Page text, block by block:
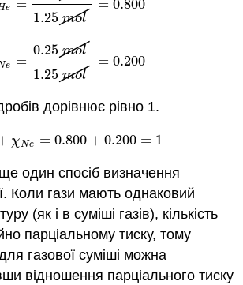
e =
1.25 mol
= 0.800
e =1.00mol1.25m ol=0.800
e =
0.25 mol
1.25 mol
= 0.200
e =0.25mol1.25m ol=0.200
дорівнює рівно 1.
χNe = 0.800 + 0.200 = 1
e +χN e= 0.800 +0.200= 1
ще один спосіб визначення
Коли гази мають однаковий
(як і в суміші газів), кількість
парціальному тиску, тому
газової суміші можна
відношення парціального тиску